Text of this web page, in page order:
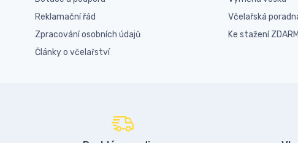
Reklamační řád
Zpracování osobních údajů
Články o včelařství
Včelařská
Ke stažení